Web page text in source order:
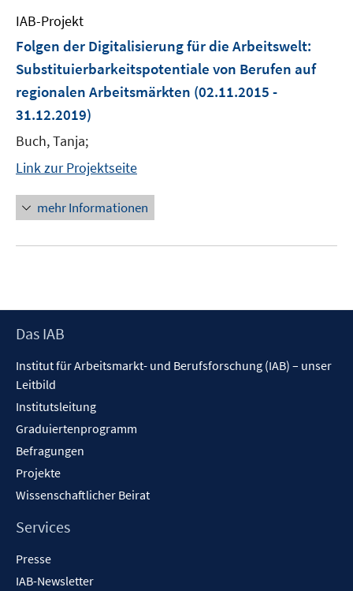
IAB-Projekt
Folgen der Digitalisierung für die Arbeitswelt:
Substituierbarkeitspotentiale von Berufen auf
regionalen Arbeitsmärkten (02.11.2015 -
31.12.2019)
Buch, Tanja;
Link zur Projektseite
mehr Informationen
Footer
Das IAB
Institut für Arbeitsmarkt- und Berufsforschung (IAB) – unser
Leitbild
Institutsleitung
Graduiertenprogramm
Befragungen
Projekte
Wissenschaftlicher Beirat
Services
Presse
IAB-Newsletter